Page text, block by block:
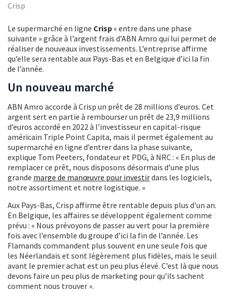
Crisp
Le supermarché en ligne Crisp « entre dans une phase
suivante » grâce à l’argent frais d’ABN Amro qui lui permet de
réaliser de nouveaux investissements. L’entreprise affirme
qu’elle sera rentable aux Pays-Bas et en Belgique d’ici la fin
de l’année.
Un nouveau marché
ABN Amro accorde à Crisp un prêt de 28 millions d’euros. Cet
argent sert en partie à rembourser un prêt de 23,9 millions
d’euros accordé en 2022 à l’investisseur en capital-risque
américain Triple Point Capita, mais il permet également au
supermarché en ligne d’entrer dans la phase suivante,
explique Tom Peeters, fondateur et PDG, à NRC : « En plus de
remplacer ce prêt, nous disposons désormais d’une plus
grande marge de manœuvre pour investirdans les logiciels,
notre assortiment et notre logistique. »
Aux Pays-Bas, Crisp affirme être rentable depuis plus d’un an.
En Belgique, les affaires se développent également comme
prévu : « Nous prévoyons de passer au vert pour la première
fois avec l’ensemble du groupe d’ici la fin de l’année. Les
Flamands commandent plus souvent en une seule fois que
les Néerlandais et sont légèrement plus fidèles, mais le seuil
avant le premier achat est un peu plus élevé. C’est là que nous
devons faire un peu plus de marketing pour qu’ils sachent
comment nous trouver ».